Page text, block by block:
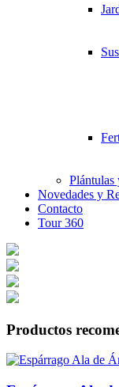
Plántulas
Novedades y
Contacto
Tour 360
Productos